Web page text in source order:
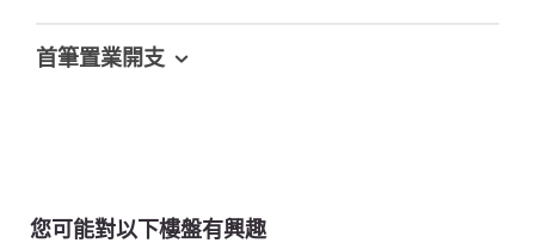
首筆置業開支
您可能對以下樓盤有興趣